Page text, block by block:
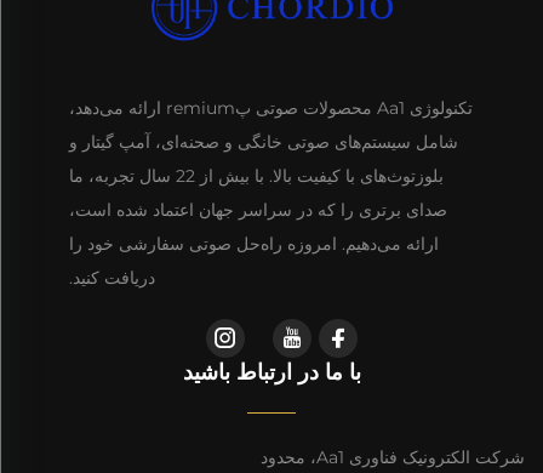
تکنولوژی Aa1 محصولات صوتی پremium ارائه می‌دهد،
شامل سیستم‌های صوتی خانگی و صحنه‌ای، آمپ گیتار و
بلوزتوث‌های با کیفیت بالا. با بیش از 22 سال تجربه، ما
صدای برتری را که در سراسر جهان اعتماد شده است،
ارائه می‌دهیم. امروزه راه‌حل صوتی سفارشی خود را
دریافت کنید.
با ما در ارتباط باشید
شرکت الکترونیک فناوری Aa1، محدود